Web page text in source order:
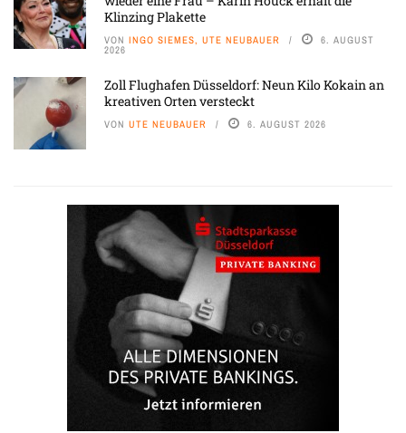
Klinzing Plakette
VON INGO SIEMES, UTE NEUBAUER 6. AUGUST
2026
Zoll Flughafen Düsseldorf: Neun Kilo Kokain an
kreativen Orten versteckt
VON UTE NEUBAUER 6. AUGUST 2026